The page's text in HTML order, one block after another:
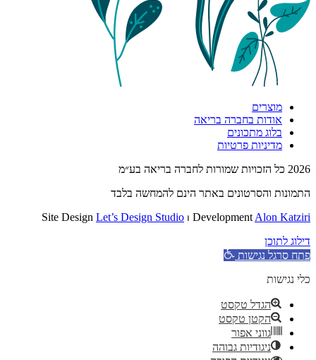
מוצרים
אודות בחברה בריאה
בלוג מתכונים
מדיניות פרטיות
2026 כל הזכויות שמורות לחברה בריאה בע״מ
התמונות והסרטונים באתר הינם להמחשה בלבד
Site Design Let’s Design Studio ⏐ Development Alon Katziri
דילוג לתוכן
פתח סרגל נגישות
כלי נגישות
הגדל טקסט
הקטן טקסט
גווני אפור
ניגודיות גבוהה